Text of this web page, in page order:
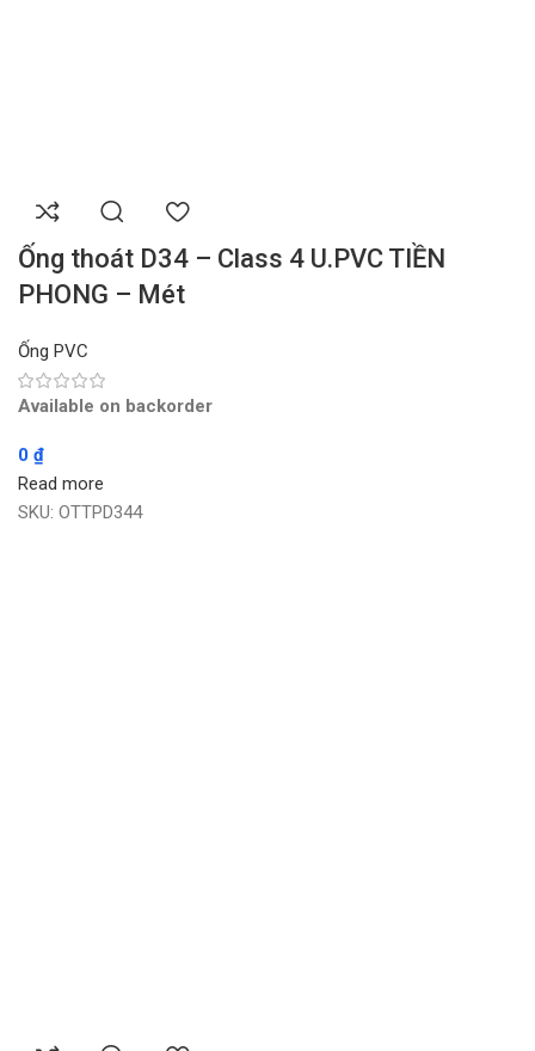
Ống thoát D34 – Class 4 U.PVC TIỀN
PHONG – Mét
Ống PVC
Available on backorder
0 ₫
Read more
SKU: OTTPD344